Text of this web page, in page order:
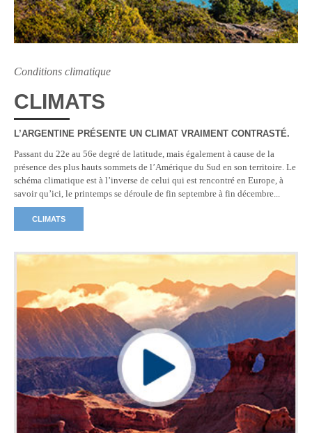
Conditions climatique
CLIMATS
L’ARGENTINE PRÉSENTE UN CLIMAT VRAIMENT CONTRASTÉ.
Passant du 22e au 56e degré de latitude, mais également à cause de la
présence des plus hauts sommets de l’Amérique du Sud en son territoire. Le
schéma climatique est à l’inverse de celui qui est rencontré en Europe, à
savoir qu’ici, le printemps se déroule de fin septembre à fin décembre...
CLIMATS